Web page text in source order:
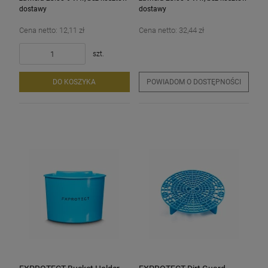
dostawy
Cena netto: 12,11 zł
szt.
DO KOSZYKA
dostawy
Cena netto: 32,44 zł
POWIADOM O DOSTĘPNOŚCI